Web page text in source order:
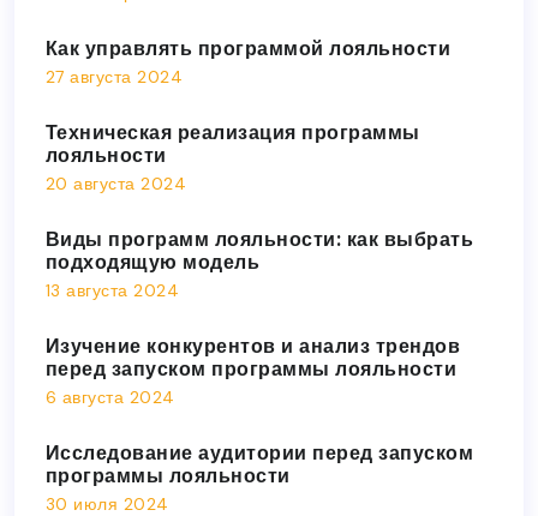
Как управлять программой лояльности
27 августа 2024
Техническая реализация программы
лояльности
20 августа 2024
Виды программ лояльности: как выбрать
подходящую модель
13 августа 2024
Изучение конкурентов и анализ трендов
перед запуском программы лояльности
6 августа 2024
Исследование аудитории перед запуском
программы лояльности
30 июля 2024